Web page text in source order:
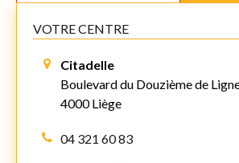
VOTRE CENTRE
Citadelle
Boulevard du Douzième de
4000 Liège
04 321 60 83